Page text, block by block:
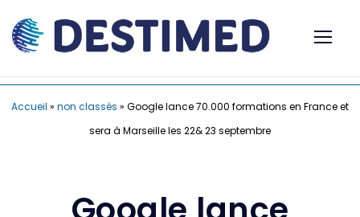
Accueil » non classés » Google lance 70.000 formations en France et
sera à Marseille les 22& 23 septembre